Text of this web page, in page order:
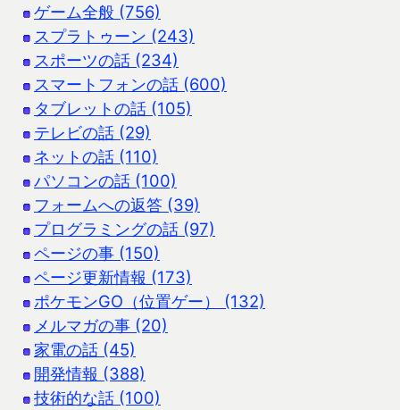
ゲーム全般 (756)
スプラトゥーン (243)
スポーツの話 (234)
スマートフォンの話 (600)
タブレットの話 (105)
テレビの話 (29)
ネットの話 (110)
パソコンの話 (100)
フォームへの返答 (39)
プログラミングの話 (97)
ページの事 (150)
ページ更新情報 (173)
ポケモンGO（位置ゲー） (132)
メルマガの事 (20)
家電の話 (45)
開発情報 (388)
技術的な話 (100)